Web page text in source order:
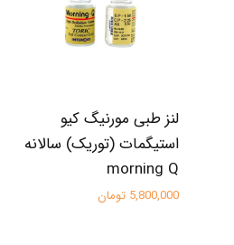
لنز طبی مورنیگ کیو
استیگمات (توریک) سالانه
morning Q
5,800,000 تومان